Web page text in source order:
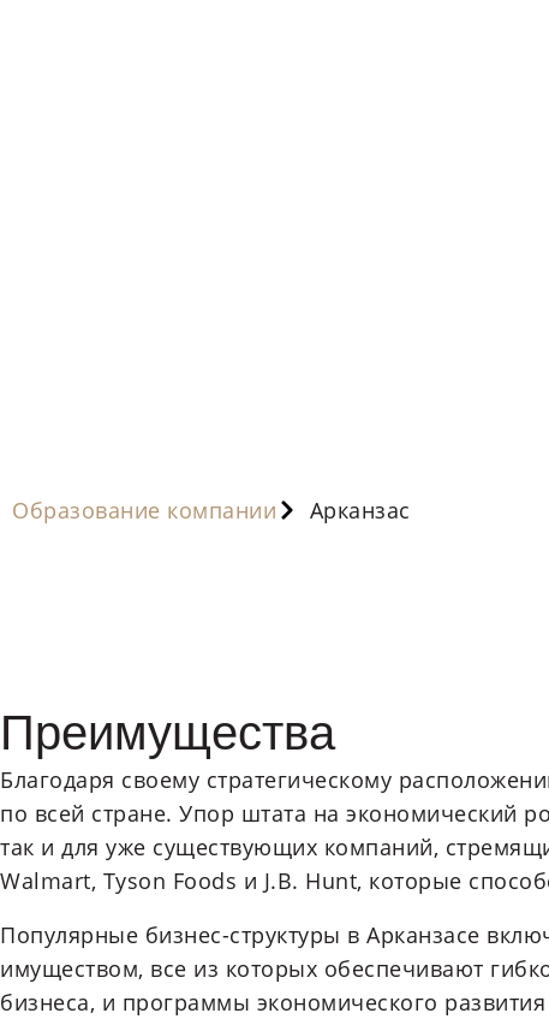
Образование компании Арканзас
Преимущества
Благодаря своему стратегическому
по всей стране. Упор штата на экономический
так и для уже существующих компаний,
Walmart, Tyson Foods и J.B. Hunt, которые
Популярные бизнес-структуры в Арканзасе
имуществом, все из которых обеспечивают
бизнеса, и программы экономического